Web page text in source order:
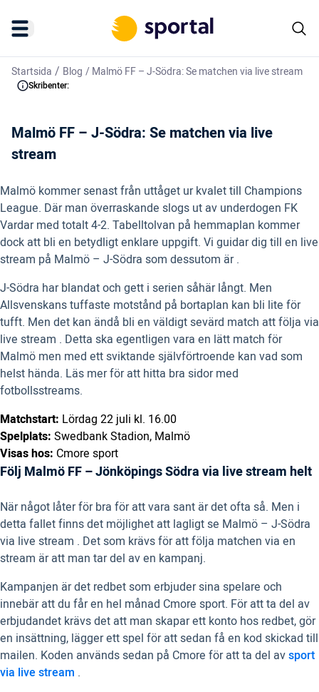
Startsida / Blog /Malmö FF – J-Södra: Se matchen via live stream
Skribenter:
Malmö FF – J-Södra: Se matchen via live
stream
Malmö kommer senast från uttåget ur kvalet till Champions
League. Där man överraskande slogs ut av underdogen FK
Vardar med totalt 4-2. Tabelltolvan på hemmaplan kommer
dock att bli en betydligt enklare uppgift. Vi guidar dig till en live
stream på Malmö – J-Södra som dessutom är .
J-Södra har blandat och gett i serien såhär långt. Men
Allsvenskans tuffaste motstånd på bortaplan kan bli lite för
tufft. Men det kan ändå bli en väldigt sevärd match att följa via
live stream . Detta ska egentligen vara en lätt match för
Malmö men med ett sviktande självförtroende kan vad som
helst hända. Läs mer för att hitta bra sidor med
fotbollsstreams.
Matchstart: Lördag 22 juli kl. 16.00
Spelplats: Swedbank Stadion, Malmö
Visas hos: Cmore sport
Följ Malmö FF – Jönköpings Södra via live stream helt
När något låter för bra för att vara sant är det ofta så. Men i
detta fallet finns det möjlighet att lagligt se Malmö – J-Södra
via live stream . Det som krävs för att följa matchen via en
stream är att man tar del av en kampanj.
Kampanjen är det redbet som erbjuder sina spelare och
innebär att du får en hel månad Cmore sport. För att ta del av
erbjudandet krävs det att man skapar ett konto hos redbet, gör
en insättning, lägger ett spel för att sedan få en kod skickad till
mailen. Koden används sedan på Cmore för att ta del avsport
via live stream .